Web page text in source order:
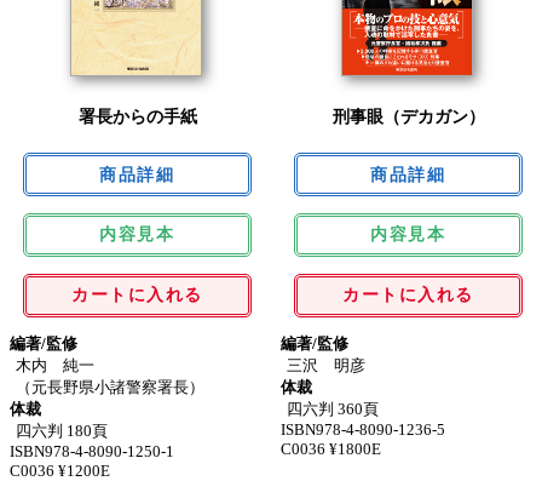
署長からの手紙
内容見本
カートに入れる
編著/監修
木内 純一
（元長野県小諸警察署長）
体裁
四六判 180頁
ISBN978-4-8090-1250-1
C0036 ¥1200E
刑事眼（デカガン）
内容見本
カートに入れる
編著/監修
三沢 明彦
体裁
四六判 360頁
ISBN978-4-8090-1236-5
C0036 ¥1800E